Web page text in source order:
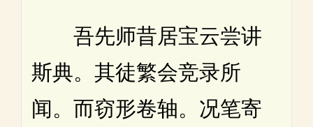
吾先师昔居宝云尝讲
斯典。其徒繁会竞录所
闻。而窃形卷轴。况笔寄